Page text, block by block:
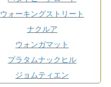
ウォーキングストリート
ナクルア
ウォンガマット
プラタムナックヒル
ジョムティエン